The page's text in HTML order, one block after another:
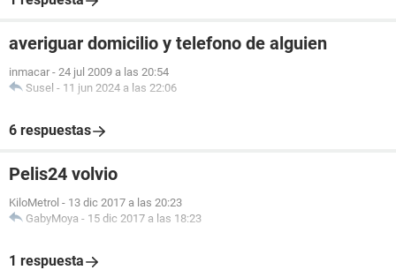
averiguar domicilio y telefono de alguien
inmacar - 24 jul 2009 a las 20:54
Susel - 11 jun 2024 a las 22:06
6 respuestas
Pelis24 volvio
KiloMetrol - 13 dic 2017 a las 20:23
GabyMoya - 15 dic 2017 a las 18:23
1 respuesta